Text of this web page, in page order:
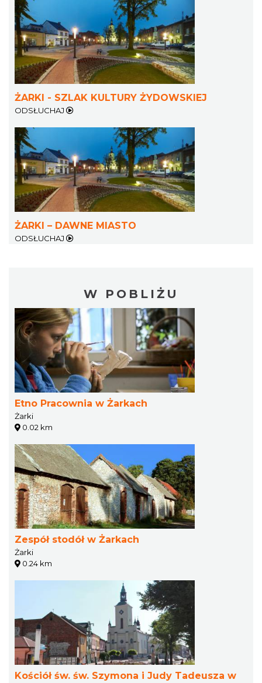
ŻARKI - SZLAK KULTURY ŻYDOWSKIEJ
ODSŁUCHAJ
ŻARKI – DAWNE MIASTO
ODSŁUCHAJ
W POBLIŻU
Etno Pracownia w Żarkach
Żarki
0.02 km
Zespół stodół w Żarkach
Żarki
0.24 km
Kościół św. św. Szymona i Judy Tadeusza w